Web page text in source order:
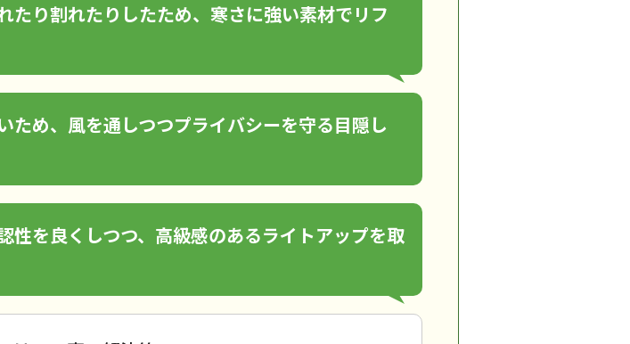
たり割れたりしたため、寒さに強い素材でリフ
ため、風を通しつつプライバシーを守る目隠し
性を良くしつつ、高級感のあるライトアップを取